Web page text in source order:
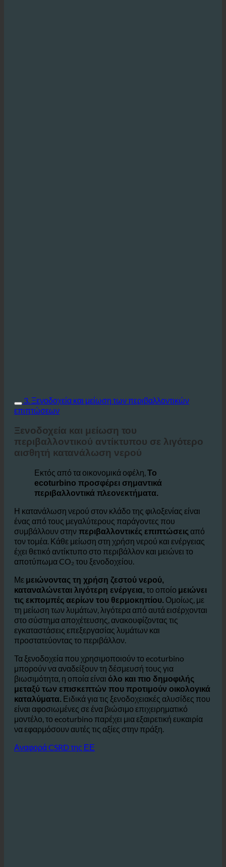
3. Ξενοδοχεία και μείωση των περιβαλλοντικών
επιπτώσεων
Ξενοδοχεία και μείωση του
αισθητή κατανάλωση νερού
Εκτός από τα οικονομικά οφέλη,Το
ecoturbino προσφέρει σημαντικά
περιβαλλοντικά πλεονεκτήματα.
Η κατανάλωση νερού στον κλάδο της φιλοξενίας είναι
ένας από τους μεγαλύτερους παράγοντες που
συμβάλλουν στηνπεριβαλλοντικές επιπτώσειςαπό
τον τομέα. Κάθε μείωση στη χρήση νερού και ενέργειας
έχει θετικό αντίκτυπο στο περιβάλλον και μειώνει το
αποτύπωμα CO₂ του ξενοδοχείου.
Με μειώνοντας τη χρήση ζεστού νερού,
καταναλώνεται λιγότερη ενέργεια,το οποίομειώνει
τις εκπομπές αερίων του θερμοκηπίου.Ομοίως, με
τη μείωση των λυμάτων, λιγότερα από αυτά εισέρχονται
στο σύστημα αποχέτευσης, ανακουφίζοντας τις
εγκαταστάσεις επεξεργασίας λυμάτων και
προστατεύοντας το περιβάλλον.
Τα ξενοδοχεία που χρησιμοποιούν το ecoturbino
μπορούν να αναδείξουν τη δέσμευσή τους για
βιωσιμότητα, η οποία είναι όλο και πιο δημοφιλής
μεταξύ των επισκεπτών που προτιμούν οικολογικά
καταλύματα.Ειδικά για τις ξενοδοχειακές αλυσίδες που
είναι αφοσιωμένες σε ένα βιώσιμο επιχειρηματικό
μοντέλο, το ecoturbino παρέχει μια εξαιρετική ευκαιρία
να εφαρμόσουν αυτές τις αξίες στην πράξη.